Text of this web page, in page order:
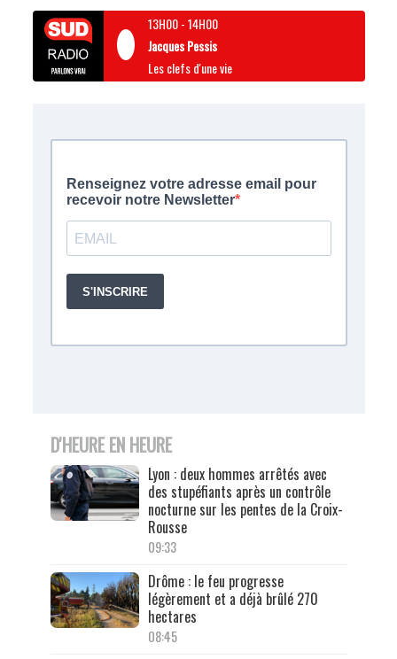
13H00-14H00
Jacques Pessis
Les clefs d'une vie
D'HEURE EN HEURE
Lyon : deux hommes arrêtés avec
des stupéfiants après un contrôle
nocturne sur les pentes de la Croix-
Rousse
09:33
Drôme : le feu progresse
légèrement et a déjà brûlé 270
hectares
08:45